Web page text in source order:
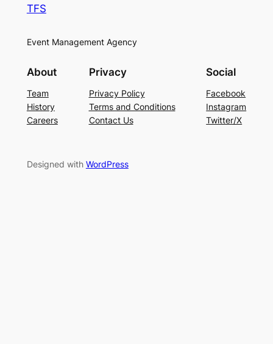
TFS
Event Management Agency
About
Team
History
Careers
Privacy
Privacy Policy
Terms and Conditions
Contact Us
Social
Facebook
Instagram
Twitter/X
Designed with WordPress